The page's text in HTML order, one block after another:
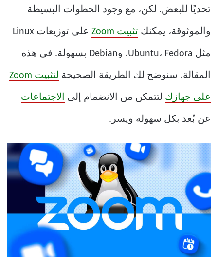
تحديًا للبعض. لكن، مع وجود الخطوات البسيطة
والموثوقة، يمكنك تثبيت Zoom على توزيعات Linux
مثل Ubuntu، Fedora، وDebian بسهولة. في هذه
المقالة، سنوضح لك الطريقة الصحيحة لتثبيت Zoom
على جهازك لتتمكن من الانضمام إلى الاجتماعات
عن بُعد بكل سهولة ويسر.